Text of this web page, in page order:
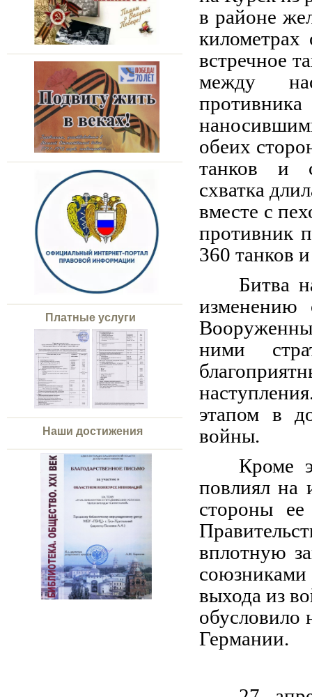
Платные услуги
Наши достижения
в районе
встречное
между
обеих
танков и
схватка
вместе с
противник
360 танков
Битва
изменению
ними
этапом в
войны.
Кроме
повлиял на
стороны
вплотную
выхода из
обусловило
Германии.